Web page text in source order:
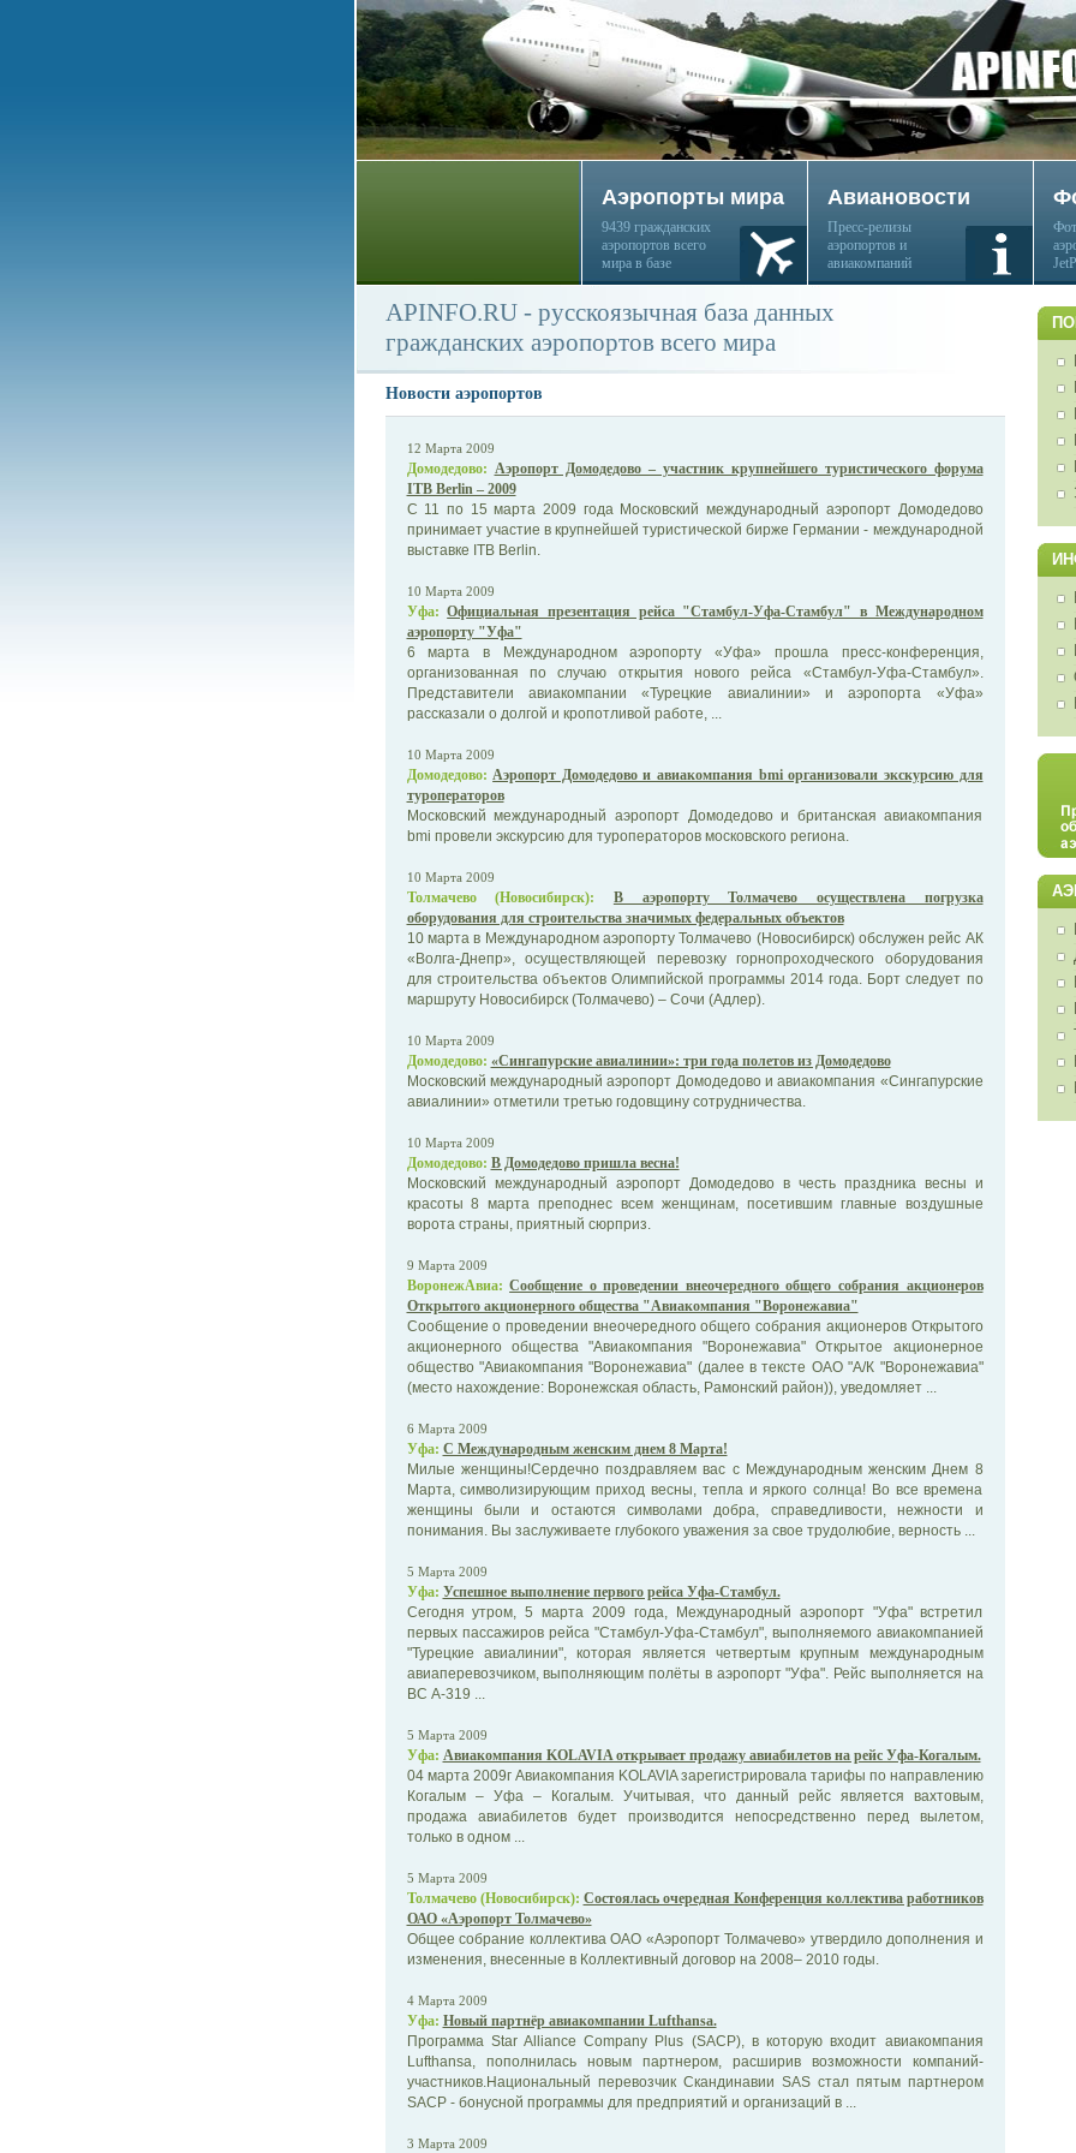
Аэропорты мира
9439 гражданских
аэропортов всего
мира в базе
Авиановости
Пресс-релизы
аэропортов и
авиакомпаний
APINFO.RU - русскоязычная база данных
гражданских аэропортов всего мира
Новости аэропортов
12 Марта 2009
Домодедово: Аэропорт Домодедово – участник крупнейшего туристического форума
ITB Berlin – 2009
С 11 по 15 марта 2009 года Московский международный аэропорт Домодедово
принимает участие в крупнейшей туристической бирже Германии - международной
выставке ITB Berlin.
10 Марта 2009
Уфа: Официальная презентация рейса "Стамбул-Уфа-Стамбул" в Международном
аэропорту "Уфа"
6 марта в Международном аэропорту «Уфа» прошла пресс-конференция,
организованная по случаю открытия нового рейса «Стамбул-Уфа-Стамбул».
Представители авиакомпании «Турецкие авиалинии» и аэропорта «Уфа»
рассказали о долгой и кропотливой работе, ...
10 Марта 2009
Домодедово: Аэропорт Домодедово и авиакомпания bmi организовали экскурсию для
туроператоров
Московский международный аэропорт Домодедово и британская авиакомпания
bmi провели экскурсию для туроператоров московского региона.
10 Марта 2009
Толмачево (Новосибирск):
В аэропорту Толмачево осуществлена погрузка
оборудования для строительства значимых федеральных объектов
10 марта в Международном аэропорту Толмачево (Новосибирск) обслужен рейс АК
«Волга-Днепр», осуществляющей перевозку горнопроходческого оборудования
для строительства объектов Олимпийской программы 2014 года. Борт следует по
маршруту Новосибирск (Толмачево) – Сочи (Адлер).
10 Марта 2009
Домодедово: «Сингапурские авиалинии»: три года полетов из Домодедово
Московский международный аэропорт Домодедово и авиакомпания «Сингапурские
авиалинии» отметили третью годовщину сотрудничества.
10 Марта 2009
Домодедово: В Домодедово пришла весна!
Московский международный аэропорт Домодедово в честь праздника весны и
красоты 8 марта преподнес всем женщинам, посетившим главные воздушные
ворота страны, приятный сюрприз.
9 Марта 2009
ВоронежАвиа: Сообщение о проведении внеочередного общего собрания акционеров
Открытого акционерного общества "Авиакомпания "Воронежавиа"
Сообщение о проведении внеочередного общего собрания акционеров Открытого
акционерного общества "Авиакомпания "Воронежавиа" Открытое акционерное
общество "Авиакомпания "Воронежавиа" (далее в тексте ОАО "А/К "Воронежавиа"
(место нахождение: Воронежская область, Рамонский район)), уведомляет ...
6 Марта 2009
Уфа: С Международным женским днем 8 Марта!
Милые женщины!Сердечно поздравляем вас с Международным женским Днем 8
Марта, символизирующим приход весны, тепла и яркого солнца! Во все времена
женщины были и остаются символами добра, справедливости, нежности и
понимания. Вы заслуживаете глубокого уважения за свое трудолюбие, верность ...
5 Марта 2009
Уфа: Успешное выполнение первого рейса Уфа-Стамбул.
Сегодня утром, 5 марта 2009 года, Международный аэропорт "Уфа" встретил
первых пассажиров рейса "Стамбул-Уфа-Стамбул", выполняемого авиакомпанией
"Турецкие авиалинии", которая является четвертым крупным международным
авиаперевозчиком, выполняющим полёты в аэропорт "Уфа". Рейс выполняется на
ВС А-319 ...
5 Марта 2009
Уфа: Авиакомпания KOLAVIA открывает продажу авиабилетов на рейс Уфа-Когалым.
04 марта 2009г Авиакомпания KOLAVIA зарегистрировала тарифы по направлению
Когалым – Уфа – Когалым. Учитывая, что данный рейс является вахтовым,
продажа авиабилетов будет производится непосредственно перед вылетом,
только в одном ...
5 Марта 2009
Толмачево (Новосибирск): Cостоялась очередная Конференция коллектива работников
ОАО «Аэропорт Толмачево»
Общее собрание коллектива ОАО «Аэропорт Толмачево» утвердило дополнения и
изменения, внесенные в Коллективный договор на 2008– 2010 годы.
4 Марта 2009
Уфа: Новый партнёр авиакомпании Lufthansa.
Программа Star Alliance Company Plus (SACP), в которую входит авиакомпания
Lufthansa, пополнилась новым партнером, расширив возможности компаний-
участников.Национальный перевозчик Скандинавии SAS стал пятым партнером
SACP - бонусной программы для предприятий и организаций в ...
3 Марта 2009